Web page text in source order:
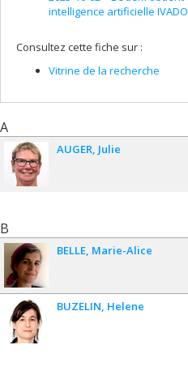
intelligence artificielle IVADO
Consultez cette fiche sur :
Vitrine de la recherche
A
AUGER Julie
B
BELLE Marie-Alice
BUZELIN Helene